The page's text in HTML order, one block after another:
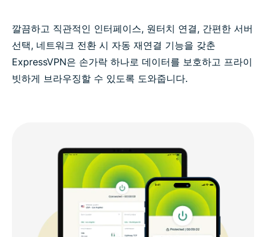
깔끔하고 직관적인 인터페이스, 원터치 연결, 간편한 서버
선택, 네트워크 전환 시 자동 재연결 기능을 갖춘
ExpressVPN은 손가락 하나로 데이터를 보호하고 프라이
빗하게 브라우징할 수 있도록 도와줍니다.